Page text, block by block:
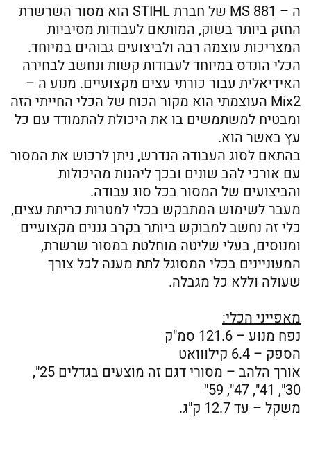
ה – MS 881 של חברת STIHL הוא מסור השרשרת
החזק ביותר בשוק, המותאם לעבודות מסיביות
המצריכות עוצמה רבה ולביצועים גבוהים במיוחד.
הכלי הונדס במיוחד לעבודות קשות ונחשב לבחירה
האידיאלית עבור כורתי עצים מקצועיים. מנוע ה –
Mix2 העוצמתי הוא מקור הכוח של הכלי החייתי הזה
ומבטיח למשתמשים בו את היכולת להתמודד עם כל
עץ באשר הוא.
בהתאם לסוג העבודה הנדרש, ניתן לרכוש את המסור
עם אורכי להב שונים ובכך ליהנות מהיכולות
והביצועים של המסור בכל סוג עבודה.
מעבר לשימוש המתבקש בכלי למטרות כריתת עצים,
כלי זה נחשב למבוקש ביותר בקרב גננים מקצועיים
ומנוסים, בעלי שליטה מוחלטת במסור שרשרת,
המעוניינים בכלי המסוגל לתת מענה לכל צורך
שעולה וללא כל מגבלה.
מאפייני הכלי:
נפח מנוע – 121.6 סמ"ק
הספק – 6.4 קילווואט
אורך הלהב – מסורי דגם זה מוצעים בגדלים 25",
30", 41", 47", 59"
משקל – עד 12.7 ק"ג.